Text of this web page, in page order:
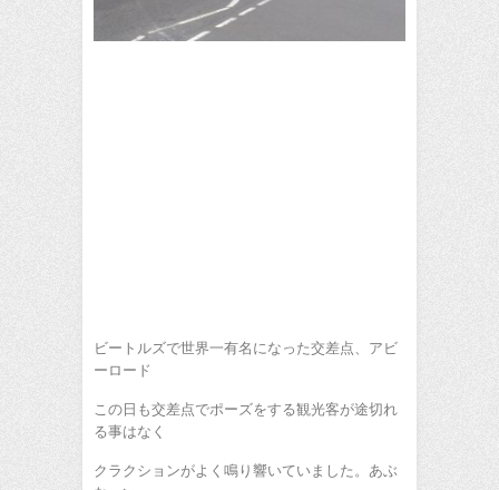
ビートルズで世界一有名になった交差点、アビ
ーロード
この日も交差点でポーズをする観光客が途切れ
る事はなく
クラクションがよく鳴り響いていました。あぶ